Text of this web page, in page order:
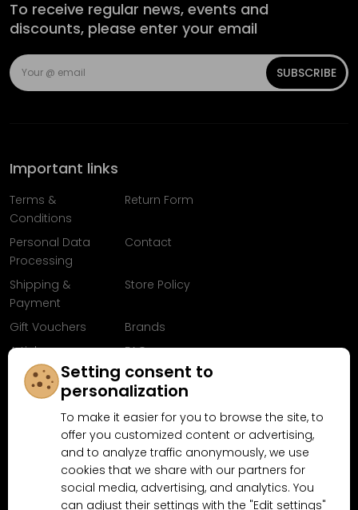
To receive regular news, events and
discounts, please enter your email
SUBSCRIBE
Important links
Terms &
Conditions
Return Form
Personal Data
Processing
Contact
Shipping &
Payment
Store Policy
Gift Vouchers
Brands
Articles
FAQ
Follow us on
Facebook
Why shop at MN-Modelar.com
Setting consent to
personalization
To make it easier for you to browse the site, to
offer you customized content or advertising,
and to analyze traffic anonymously, we use
cookies that we share with our partners for
social media, advertising, and analytics. You
can adjust their settings with the "Edit settings"